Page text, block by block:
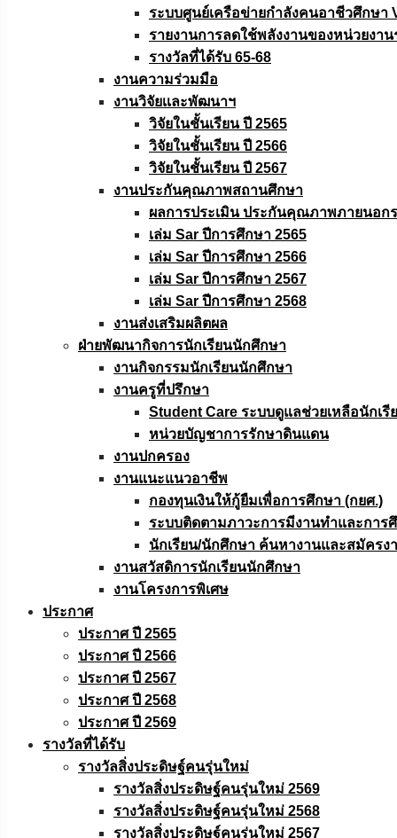
ระบบศูนย์เครือข่ายกำลังคนอาชีวศึกษา
รายงานการลดใช้พลังงานของหน่วยงา
รางวัลที่ได้รับ 65-68
งานความร่วมมือ
งานวิจัยเเละพัฒนาฯ
วิจัยในชั้นเรียน ปี 2565
วิจัยในชั้นเรียน ปี 2566
วิจัยในชั้นเรียน ปี 2567
งานประกันคุณภาพสถานศึกษา
ผลการประเมิน ประกันคุณภาพภายนอก
เล่ม Sar ปีการศึกษา 2565
เล่ม Sar ปีการศึกษา 2566
เล่ม Sar ปีการศึกษา 2567
เล่ม Sar ปีการศึกษา 2568
งานส่งเสริมผลิตผล
ฝ่ายพัฒนากิจการนักเรียนนักศึกษา
งานกิจกรรมนักเรียนนักศึกษา
งานครูที่ปรึกษา
Student Care ระบบดูแลช่วยเหลือนักเรี
หน่วยบัญชาการรักษาดินแดน
งานปกครอง
งานแนะแนวอาชีพ
กองทุนเงินให้กู้ยืมเพื่อการศึกษา (กยศ.)
ระบบติดตามภาวะการมีงานทำและการ
นักเรียน/นักศึกษา ค้นหางานและสมัครง
งานสวัสดิการนักเรียนนักศึกษา
งานโครงการพิเศษ
ประกาศ
ประกาศ ปี 2565
ประกาศ ปี 2566
ประกาศ ปี 2567
ประกาศ ปี 2568
ประกาศ ปี 2569
รางวัลที่ได้รับ
รางวัลสิ่งประดิษฐ์คนรุ่นใหม่
รางวัลสิ่งประดิษฐ์คนรุ่นใหม่ 2569
รางวัลสิ่งประดิษฐ์คนรุ่นใหม่ 2568
รางวัลสิ่งประดิษฐ์คนรุ่นใหม่ 2567